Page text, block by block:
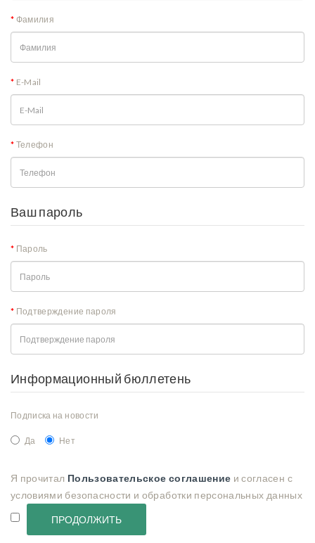
Фамилия
E-Mail
Телефон
Ваш пароль
Пароль
Подтверждение пароля
Информационный бюллетень
Подписка на новости
Да Нет
Я прочитал Пользовательское соглашение и согласен с
условиями безопасности и обработки персональных данных